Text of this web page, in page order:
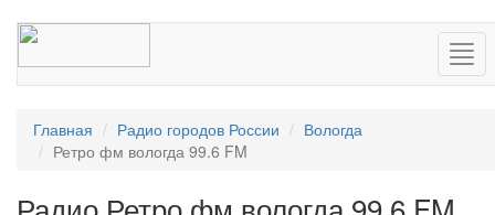
Главная Радио городов России
Вологда
Ретро фм вологда 99.6 FM